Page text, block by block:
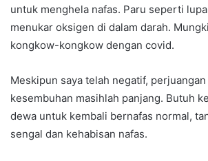
untuk menghela nafas. Paru seperti
menukar oksigen di dalam darah.
kongkow-kongkow dengan covid.
Meskipun saya telah negatif,
kesembuhan masihlah panjang. Butuh
dewa untuk kembali bernafas normal,
sengal dan kehabisan nafas.